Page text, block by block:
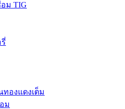
อม TIG
ทองแดงเต็ม
ม